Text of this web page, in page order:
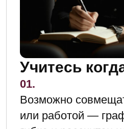
Сопровождение
наставников и куратора
Факультета Высшего
Управления